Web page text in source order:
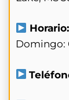
Horario:
Domingo: